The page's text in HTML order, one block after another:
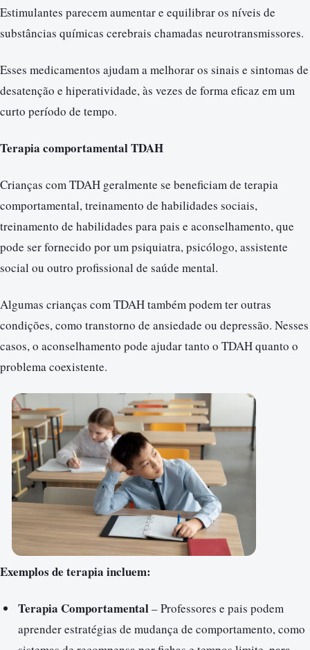
Estimulantes parecem aumentar e equilibrar os níveis de
substâncias químicas cerebrais chamadas neurotransmissores.
Esses medicamentos ajudam a melhorar os sinais e sintomas de
desatenção e hiperatividade, às vezes de forma eficaz em um
curto período de tempo.
Terapia comportamental TDAH
Crianças com TDAH geralmente se beneficiam de terapia
comportamental, treinamento de habilidades sociais,
treinamento de habilidades para pais e aconselhamento, que
pode ser fornecido por um psiquiatra, psicólogo, assistente
social ou outro profissional de saúde mental.
Algumas crianças com TDAH também podem ter outras
condições, como transtorno de ansiedade ou depressão. Nesses
casos, o aconselhamento pode ajudar tanto o TDAH quanto o
problema coexistente.
Exemplos de terapia incluem:
Terapia Comportamental– Professores e pais podem
aprender estratégias de mudança de comportamento, como